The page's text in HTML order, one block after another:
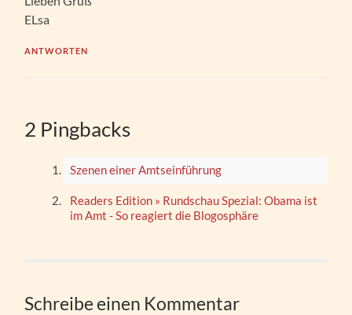
ELsa
ANTWORTEN
2 Pingbacks
Szenen einer Amtseinführung
Readers Edition » Rundschau Spezial: Obama ist
im Amt - So reagiert die Blogosphäre
Schreibe einen Kommentar